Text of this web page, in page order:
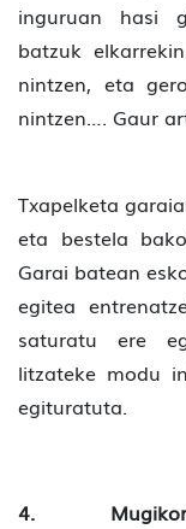
inguruan hasi
batzuk
nintzen, eta
nintzen…. Gaur
Txapelketa
eta bestela
Garai batean
egitea
saturatu ere
litzateke modu
egituratuta.
4.